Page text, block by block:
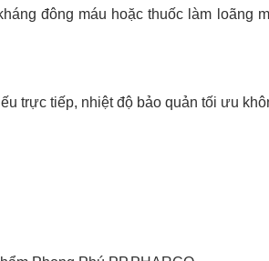
đông máu hoặc thuốc làm loãng
trực tiếp, nhiệt độ bảo quản tối ưu